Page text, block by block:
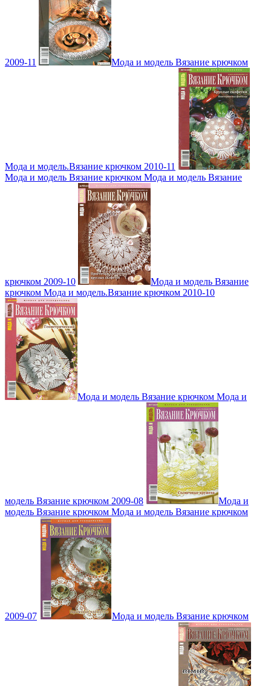
2009-11 Мода и модель Вязание крючком
Мода и модель.Вязание крючком 2010-11
Мода и модель Вязание крючком Мода и модель Вязание
крючком 2009-10
Мода и модель Вязание
крючком Мода и модель.Вязание крючком 2010-10
Мода и модель Вязание крючком Мода и
модель Вязание крючком 2009-08
Мода и
модель Вязание крючком Мода и модель Вязание крючком
2009-07 Мода и модель Вязание крючком